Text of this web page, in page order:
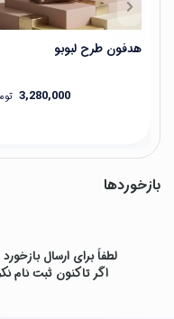
هدفون طرح لبوبو
3,280,000
بازخوردها
لطفاً برای ارسال
اگر تاکنون ثبت نام